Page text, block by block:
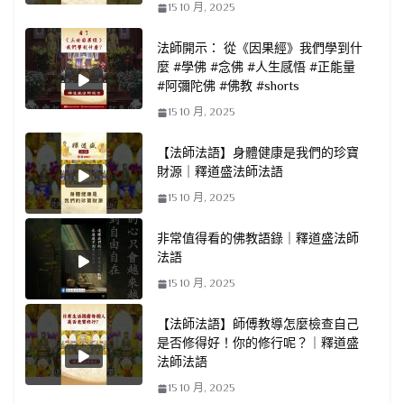
15 10 月, 2025
法師開示： 從《因果經》我們學到什
麼 #學佛 #念佛 #人生感悟 #正能量
#阿彌陀佛 #佛教 #shorts
15 10 月, 2025
【法師法語】身體健康是我們的珍寶
財源｜釋道盛法師法語
15 10 月, 2025
非常值得看的佛教語錄｜釋道盛法師
法語
15 10 月, 2025
【法師法語】師傅教導怎麼檢查自己
是否修得好！你的修行呢？｜釋道盛
法師法語
15 10 月, 2025